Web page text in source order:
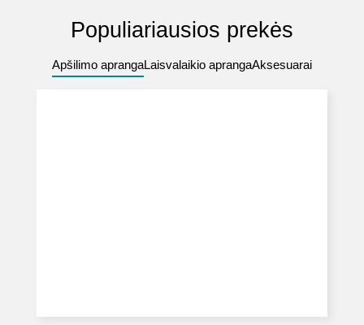
Populiariausios prekės
Apšilimo aprangaLaisvalaikio aprangaAksesuarai